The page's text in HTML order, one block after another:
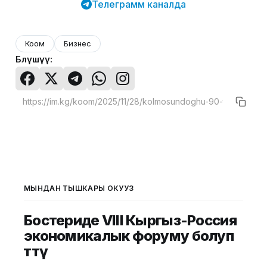
Телеграмм каналда
Коом Бизнес
Бөлүшүү:
МЫНДАН ТЫШКАРЫ ОКУҢУЗ
Бостериде VIII Кыргыз-Россия
экономикалык форуму болуп
өттү